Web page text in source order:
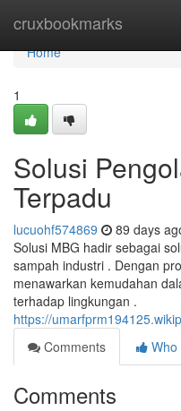
cruxbookmarks
Home
Home
1
Solusi
Terpadu
lucuohf574869 89 days
Solusi MBG hadir sebagai
sampah industri . Dengan
menawarkan kemudahan
terhadap lingkungan .
https://
Comments
Who
Comments